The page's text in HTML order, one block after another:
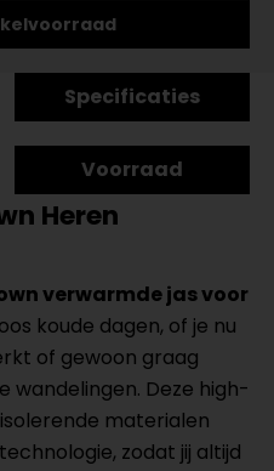
Specificaties
Voorraad
Heren
verwarmde jas voor
koude dagen, of je nu
of gewoon graag
wandelingen. Deze high-
materialen
zodat jij altijd